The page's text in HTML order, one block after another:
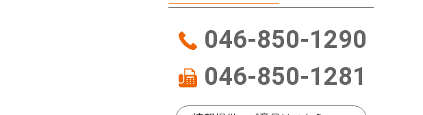
046-850-1290
046-850-1281